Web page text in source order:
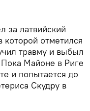
за латвийский
которой отметился
травму и выбыл
Майоне в Риге
и попытается до
Скудру в